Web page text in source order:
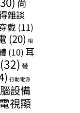
雜談
戴 (11)
(20) 相
(10) 耳
(32) 螢
行動電源
設備
電視顯